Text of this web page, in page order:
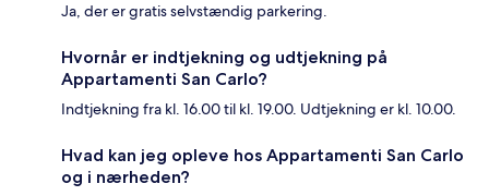
Ja, der er gratis selvstændig parkering.
Hvornår er indtjekning og udtjekning på
Appartamenti San Carlo?
Indtjekning fra kl. 16.00 til kl. 19.00. Udtjekning er kl. 10.00.
Hvad kan jeg opleve hos Appartamenti San Carlo
og i nærheden?